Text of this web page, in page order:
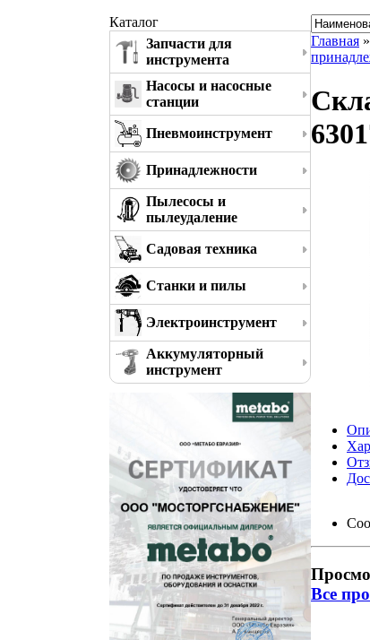
Каталог
Запчасти для
инструмента
Насосы и насосные
станции
Пневмоинструмент
Принадлежности
Пылесосы и
пылеудаление
Садовая техника
Станки и пилы
Электроинструмент
Аккумуляторный
инструмент
Главная »
Все